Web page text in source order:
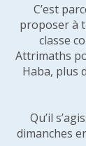
C’est
proposer à
classe
Attrimaths
Haba, plus
Qu’il
dimanches